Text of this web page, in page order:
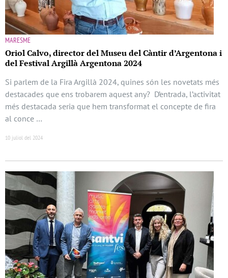
MARESME
Oriol Calvo, director del Museu del Càntir d’Argentona i
del Festival Argillà Argentona 2024
Si parlem de la Fira Argillà 2024, quines són les novetats més
destacades que ens trobarem aquest any? D’entrada, l’activitat
més destacada seria que hem transformat el concepte de fira
al conce …
10 juliol del 2024